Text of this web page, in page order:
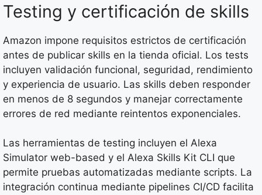
Testing y certificación de skills
Amazon impone requisitos estrictos de certificación
antes de publicar skills en la tienda oficial. Los tests
incluyen validación funcional, seguridad, rendimiento
y experiencia de usuario. Las skills deben responder
en menos de 8 segundos y manejar correctamente
errores de red mediante reintentos exponenciales.
Las herramientas de testing incluyen el Alexa
Simulator web-based y el Alexa Skills Kit CLI que
permite pruebas automatizadas mediante scripts. La
integración continua mediante pipelines CI/CD facilita